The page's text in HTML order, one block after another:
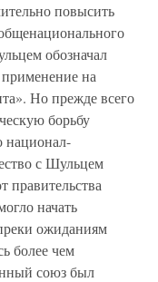
повысить
обозначал
применение на
Но прежде всего
борьбу
национал-
с Шульцем
правительства
начать
ожиданиям
более чем
союз был